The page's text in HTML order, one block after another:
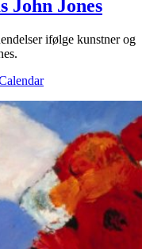
John Jones
ifølge kunstner og